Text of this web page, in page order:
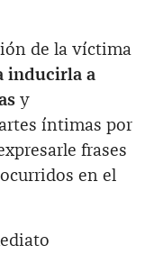
de la víctima
inducirla a
y
íntimas por
frases
en el